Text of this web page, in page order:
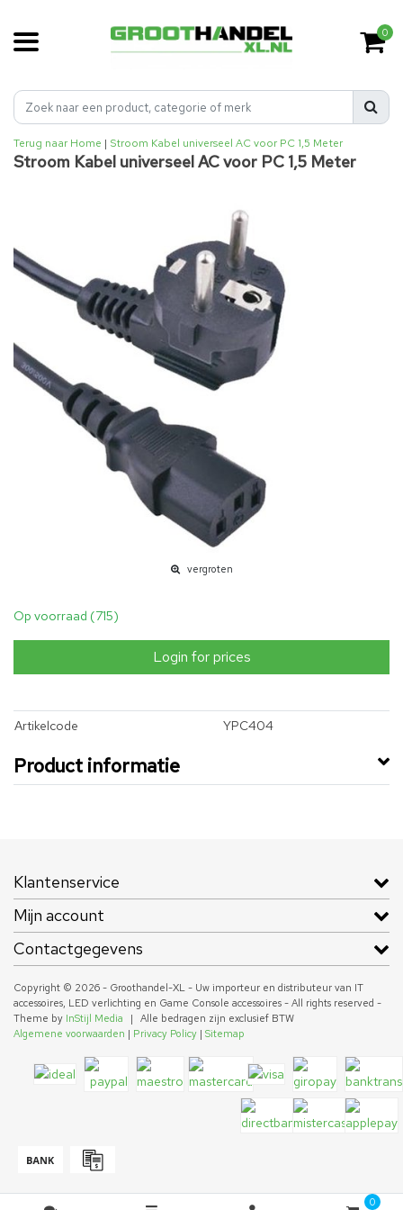
0
Terug naar Home | Stroom Kabel universeel AC voor PC 1,5 Meter
Stroom Kabel universeel AC voor PC 1,5 Meter
vergroten
Op voorraad (715)
Login for prices
Artikelcode YPC404
Product informatie
Klantenservice
Mijn account
Contactgegevens
Copyright © 2026 - Groothandel-XL - Uw importeur en distributeur van IT
accessoires, LED verlichting en Game Console accessoires - All rights reserved -
Theme by InStijl Media |
Alle bedragen zijn exclusief BTW
Algemene voorwaarden | Privacy Policy | Sitemap
0